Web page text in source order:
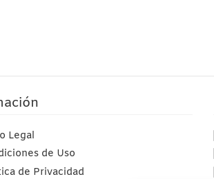
Legal
de Uso
de Privacidad